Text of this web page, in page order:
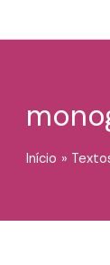
Início